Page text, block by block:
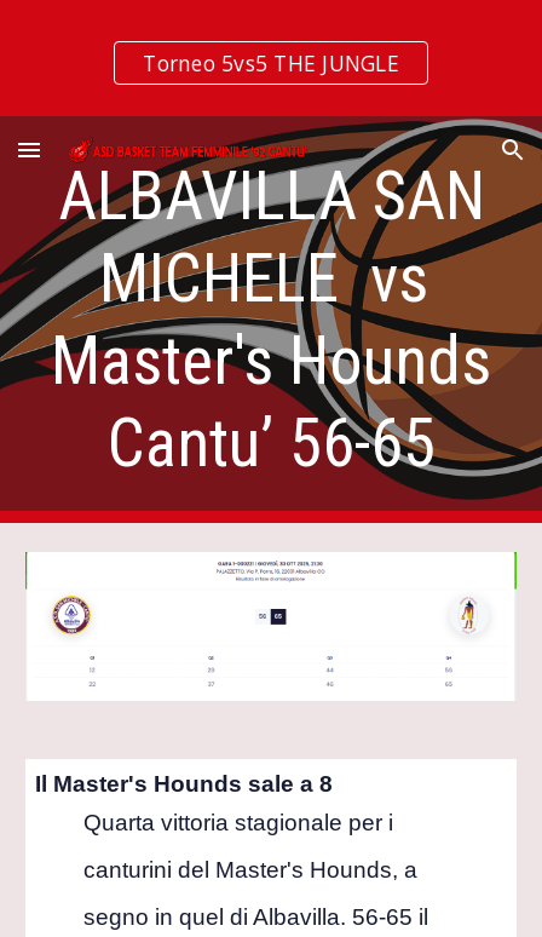
Skip to main content Skip to navigation
Torneo 5vs5 THE JUNGLE
ALBAVILLA SAN
MICHELE vs
Master's Hounds
Cantu’ 56-65
Il Master's Hounds sale a 8
Quarta vittoria stagionale per i
canturini del Master's Hounds, a
segno in quel di Albavilla. 56-65 il